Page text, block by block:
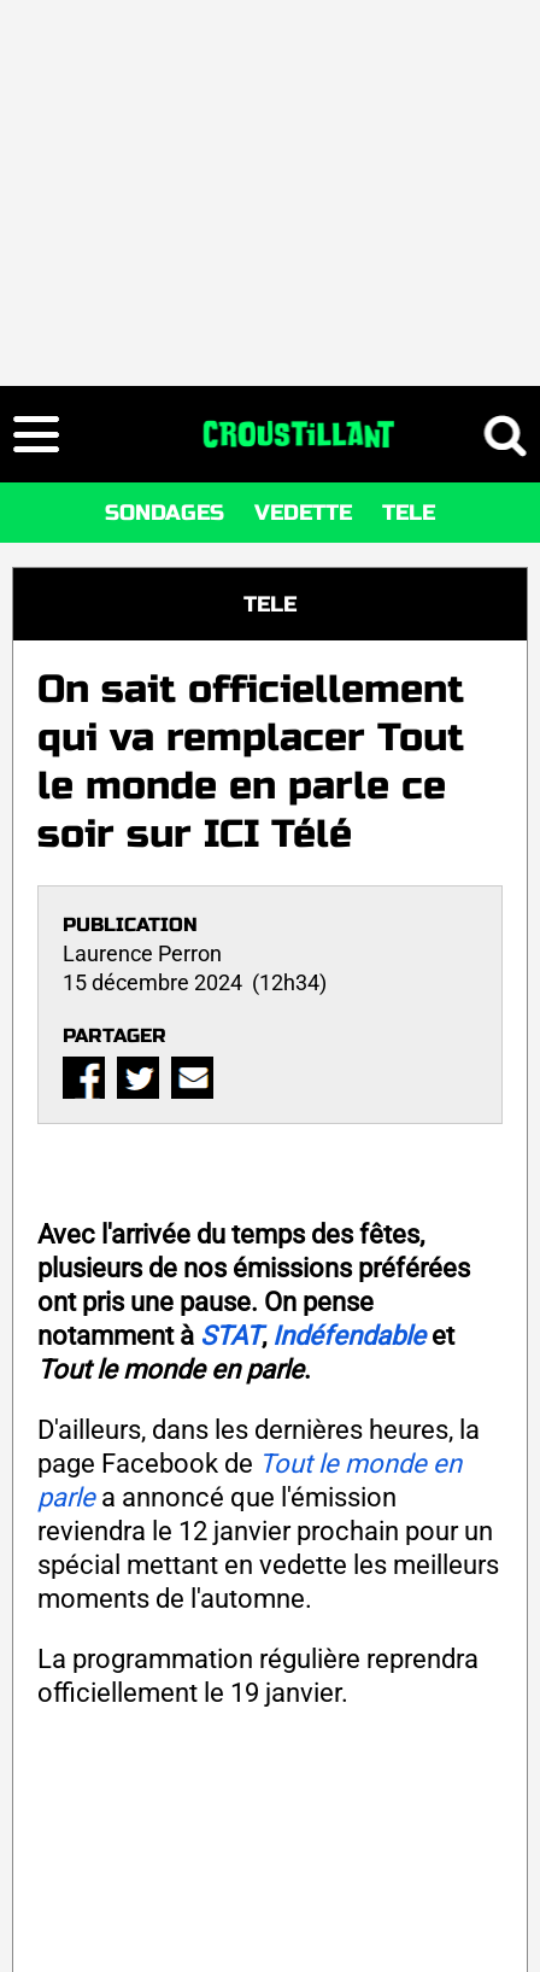
SONDAGES VEDETTE TELE
TELE
On sait officiellement
qui va remplacer Tout
le monde en parle ce
soir sur ICI Télé
PUBLICATION
Laurence Perron
15 décembre 2024 (12h34)
PARTAGER
Avec l'arrivée du temps des fêtes,
plusieurs de nos émissions préférées
ont pris une pause. On pense
notamment à STAT, Indéfendableet
Tout le monde en parle.
D'ailleurs, dans les dernières heures, la
page Facebook de Tout le monde en
parlea annoncé que l'émission
reviendra le 12 janvier prochain pour un
spécial mettant en vedette les meilleurs
moments de l'automne.
La programmation régulière reprendra
officiellement le 19 janvier.